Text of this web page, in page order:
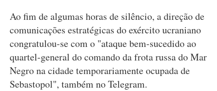
Ao fim de algumas horas de silêncio, a direção de
comunicações estratégicas do exército ucraniano
congratulou-se com o "ataque bem-sucedido ao
quartel-general do comando da frota russa do Mar
Negro na cidade temporariamente ocupada de
Sebastopol", também no Telegram.